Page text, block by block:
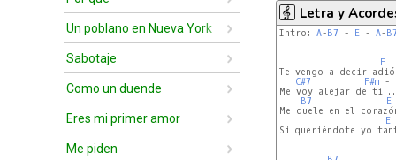
Un poblano en Nueva York
Sabotaje
Como un duende
Eres mi primer amor
Me piden
Letra y
Intro: A-B7 - E - A-B7
E
Te vengo a decir
C#7
F#m -
Me voy alejar de ti...
B7
E
Me duele en el
E
Si queriéndote yo